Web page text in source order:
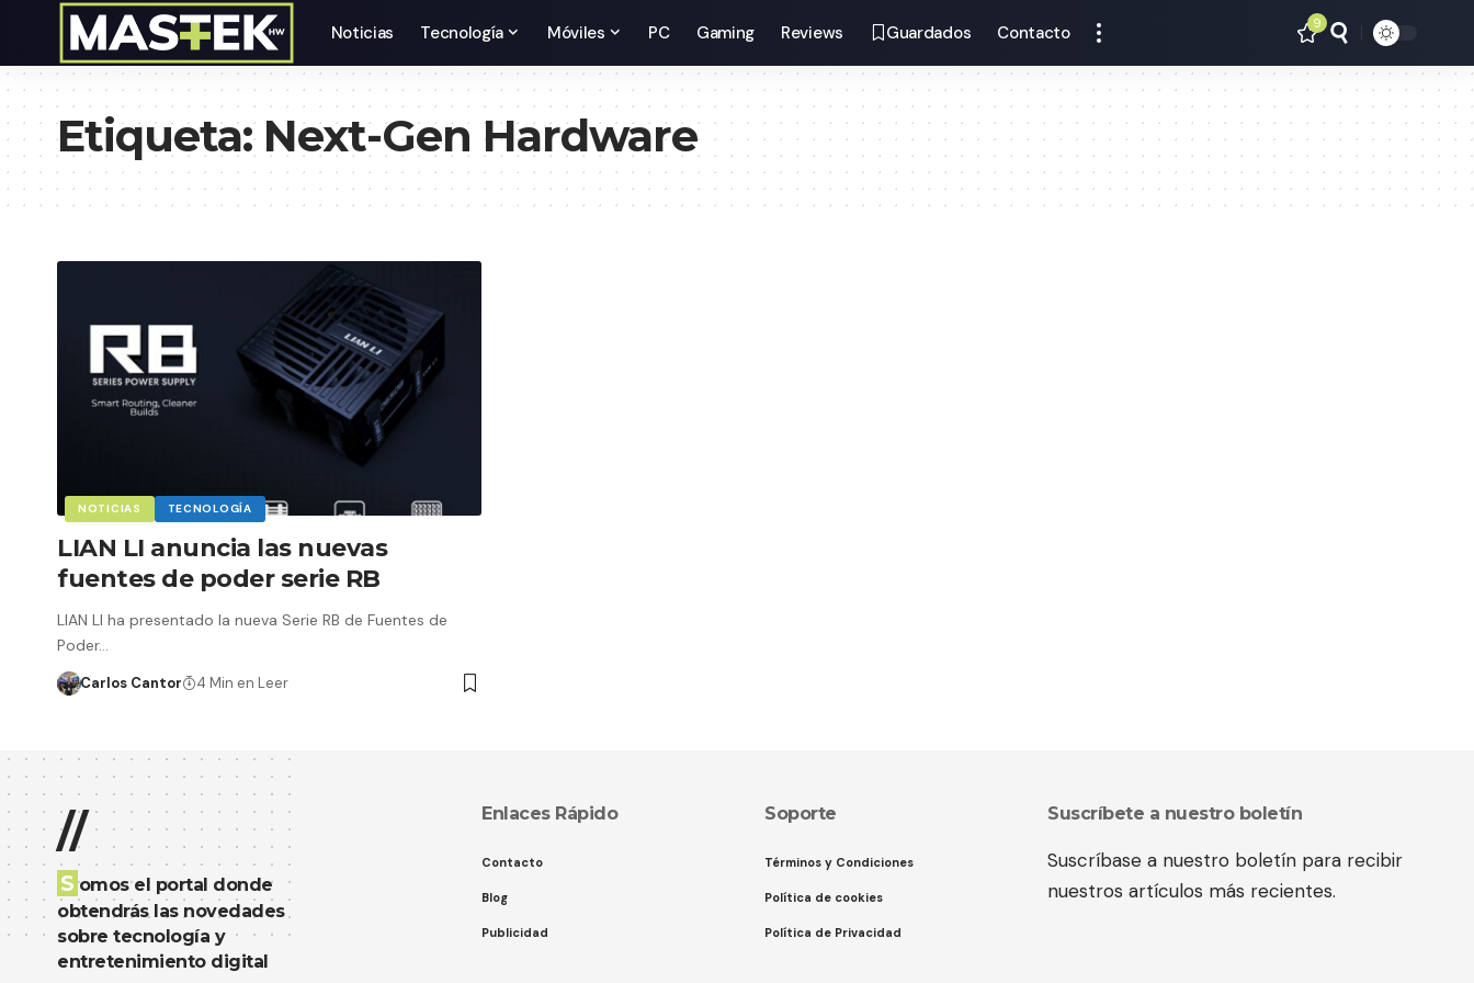
Noticias Tecnología Móviles PC Gaming Reviews Guardados Contacto 9
Etiqueta: Next-Gen Hardware
NOTICIAS TECNOLOGÍA
LIAN LI anuncia las nuevas
fuentes de poder serie RB
LIAN LI ha presentado la nueva Serie RB de Fuentes de
Poder…
Carlos Cantor 4 Min en Leer
//
S omos el portal donde
obtendrás las novedades
sobre tecnología y
entretenimiento digital
Enlaces Rápido
Contacto
Blog
Publicidad
Soporte
Términos y Condiciones
Política de cookies
Política de Privacidad
Suscríbete a nuestro boletín
Suscríbase a nuestro boletín para recibir
nuestros artículos más recientes.